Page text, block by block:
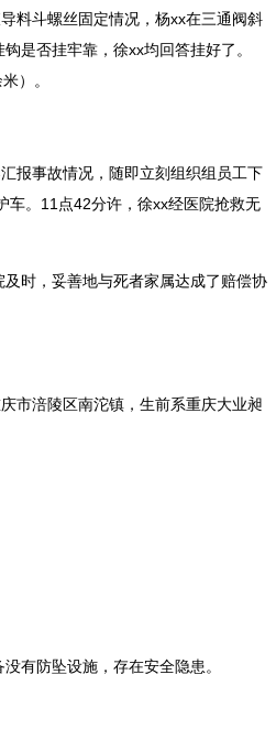
料斗螺丝固定情况，杨xx在三通阀斜
是否挂牢靠，徐xx均回答挂好了。
）。
报事故情况，随即立刻组织组员工下
车。11点42分许，徐xx经医院抢救无
时，妥善地与死者家属达成了赔偿协
市涪陵区南沱镇，生前系重庆大业昶
有防坠设施，存在安全隐患。